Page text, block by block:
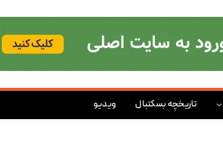
تاریخچه بسکتبال ویدیو